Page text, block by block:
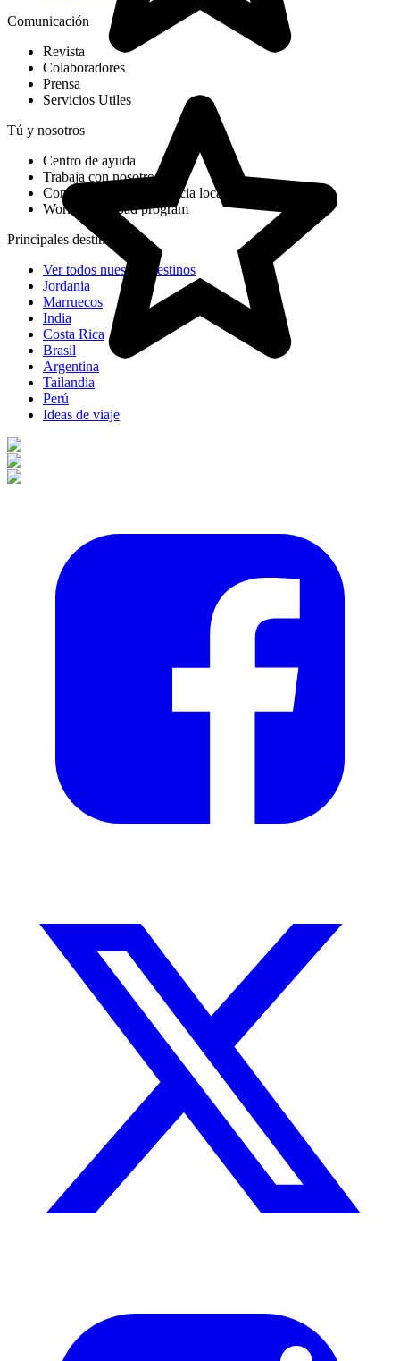
Comunicación
Revista
Colaboradores
Prensa
Servicios Utiles
Tú y nosotros
Centro de ayuda
Trabaja con nosotros
Conviértete en una agencia local seleccionada
Working Abroad program
Principales destinos
Ver todos nuestros destinos
Jordania
Marruecos
India
Costa Rica
Brasil
Argentina
Tailandia
Perú
Ideas de viaje